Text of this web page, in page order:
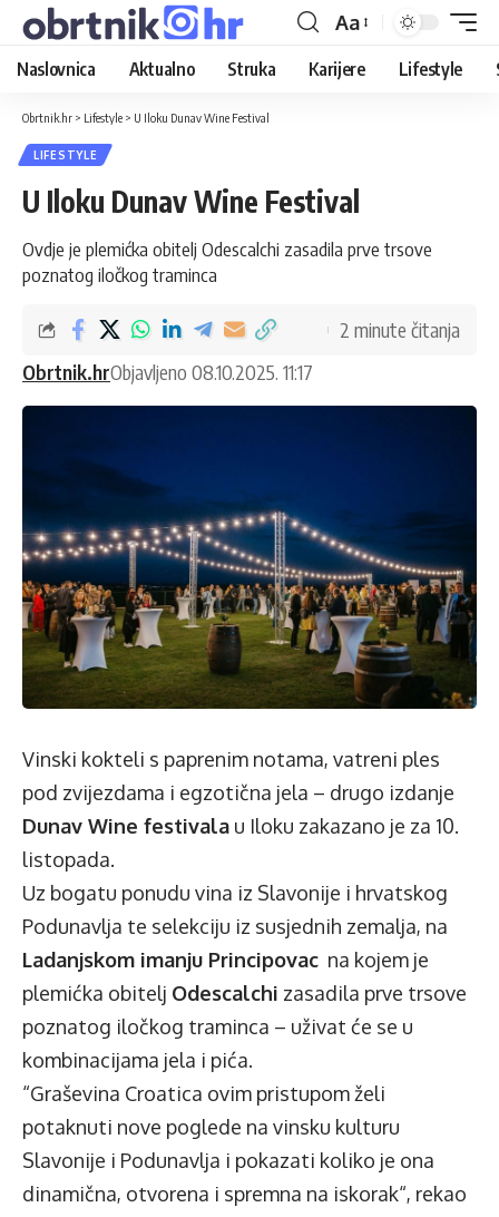
Aa
Naslovnica Aktualno Struka Karijere Lifestyle
Obrtnik.hr > Lifestyle > U Iloku Dunav Wine Festival
LIFESTYLE
U Iloku Dunav Wine Festival
Ovdje je plemićka obitelj Odescalchi zasadila prve trsove
poznatog iločkog traminca
Obrtnik.hrObjavljeno 08.10.2025. 11:17
2 minute čitanja
Vinski kokteli s paprenim notama, vatreni ples
pod zvijezdama i egzotična jela – drugo izdanje
Dunav Wine festivala u Iloku zakazano je za 10.
listopada.
Uz bogatu ponudu vina iz Slavonije i hrvatskog
Podunavlja te selekciju iz susjednih zemalja, na
Ladanjskom imanju Principovac na kojem je
plemićka obitelj Odescalchi zasadila prve trsove
poznatog iločkog traminca – uživat će se u
kombinacijama jela i pića.
“Graševina Croatica ovim pristupom želi
potaknuti nove poglede na vinsku kulturu
Slavonije i Podunavlja i pokazati koliko je ona
dinamična, otvorena i spremna na iskorak“, rekao